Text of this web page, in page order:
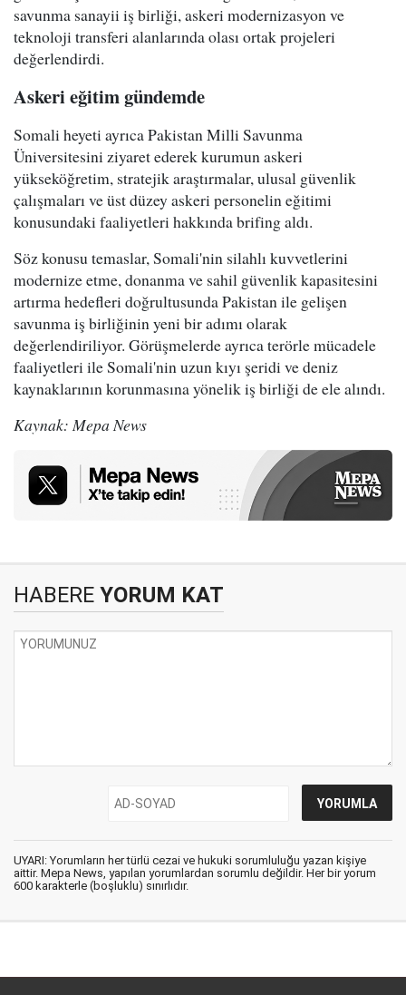
savunma sanayii iş birliği, askeri modernizasyon ve
teknoloji transferi alanlarında olası ortak projeleri
değerlendirdi.
Askeri eğitim gündemde
Somali heyeti ayrıca Pakistan Milli Savunma
Üniversitesini ziyaret ederek kurumun askeri
yükseköğretim, stratejik araştırmalar, ulusal güvenlik
çalışmaları ve üst düzey askeri personelin eğitimi
konusundaki faaliyetleri hakkında brifing aldı.
Söz konusu temaslar, Somali'nin silahlı kuvvetlerini
modernize etme, donanma ve sahil güvenlik kapasitesini
artırma hedefleri doğrultusunda Pakistan ile gelişen
savunma iş birliğinin yeni bir adımı olarak
değerlendiriliyor. Görüşmelerde ayrıca terörle mücadele
faaliyetleri ile Somali'nin uzun kıyı şeridi ve deniz
kaynaklarının korunmasına yönelik iş birliği de ele alındı.
Kaynak: Mepa News
HABERE YORUM KAT
UYARI: Yorumların her türlü cezai ve hukuki sorumluluğu yazan kişiye
aittir. Mepa News, yapılan yorumlardan sorumlu değildir. Her bir yorum
600 karakterle (boşluklu) sınırlıdır.